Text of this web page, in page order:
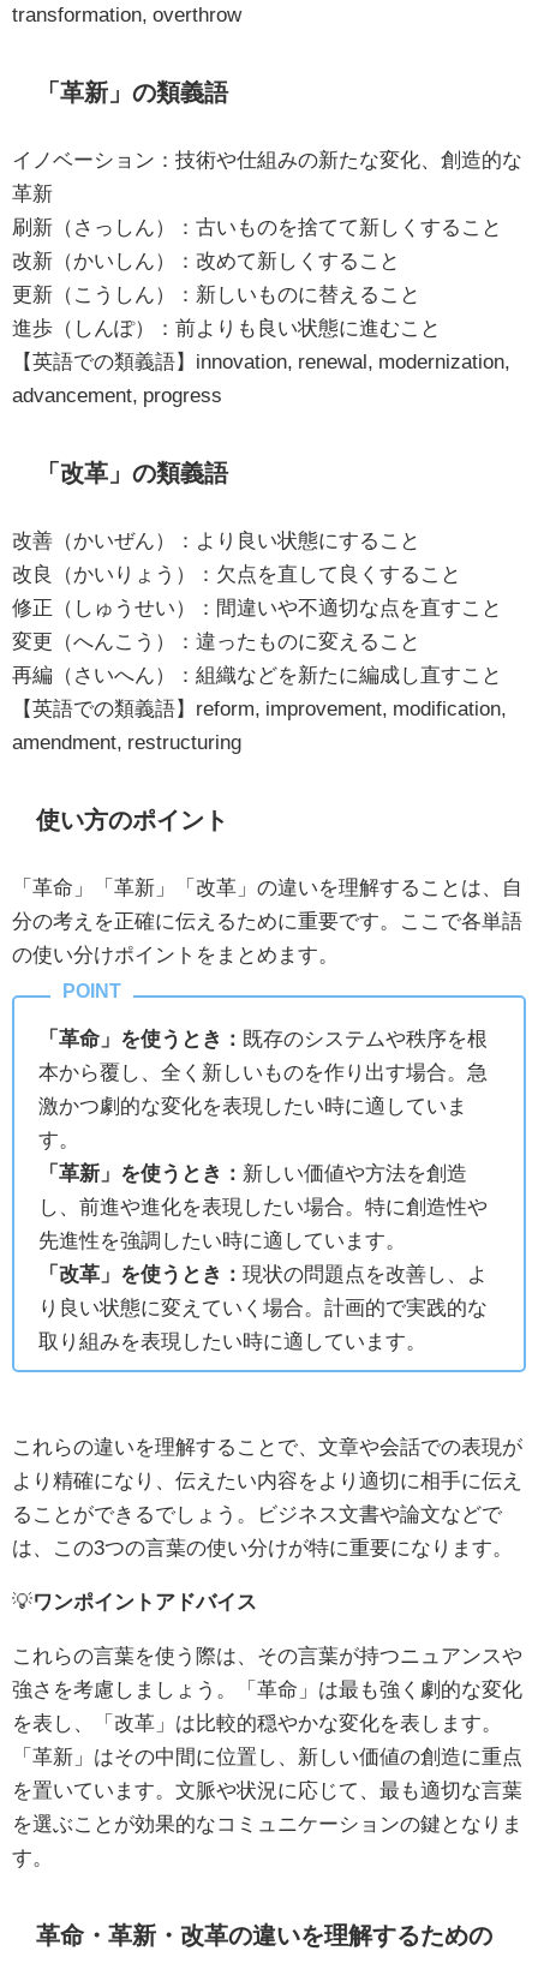
transformation, overthrow
「革新」の類義語
イノベーション：技術や仕組みの新たな変化、創造的な
革新
刷新（さっしん）：古いものを捨てて新しくすること
改新（かいしん）：改めて新しくすること
更新（こうしん）：新しいものに替えること
進歩（しんぽ）：前よりも良い状態に進むこと
【英語での類義語】innovation, renewal, modernization,
advancement, progress
「改革」の類義語
改善（かいぜん）：より良い状態にすること
改良（かいりょう）：欠点を直して良くすること
修正（しゅうせい）：間違いや不適切な点を直すこと
変更（へんこう）：違ったものに変えること
再編（さいへん）：組織などを新たに編成し直すこと
【英語での類義語】reform, improvement, modification,
amendment, restructuring
使い方のポイント
「革命」「革新」「改革」の違いを理解することは、自
分の考えを正確に伝えるために重要です。ここで各単語
の使い分けポイントをまとめます。
「革命」を使うとき： 既存のシステムや秩序を根
本から覆し、全く新しいものを作り出す場合。急
激かつ劇的な変化を表現したい時に適していま
す。
「革新」を使うとき： 新しい価値や方法を創造
し、前進や進化を表現したい場合。特に創造性や
先進性を強調したい時に適しています。
「改革」を使うとき： 現状の問題点を改善し、よ
り良い状態に変えていく場合。計画的で実践的な
取り組みを表現したい時に適しています。
これらの違いを理解することで、文章や会話での表現が
より精確になり、伝えたい内容をより適切に相手に伝え
ることができるでしょう。ビジネス文書や論文などで
は、この3つの言葉の使い分けが特に重要になります。
💡ワンポイントアドバイス
これらの言葉を使う際は、その言葉が持つニュアンスや
強さを考慮しましょう。「革命」は最も強く劇的な変化
を表し、「改革」は比較的穏やかな変化を表します。
「革新」はその中間に位置し、新しい価値の創造に重点
を置いています。文脈や状況に応じて、最も適切な言葉
を選ぶことが効果的なコミュニケーションの鍵となりま
す。
革命・革新・改革の違いを理解するための